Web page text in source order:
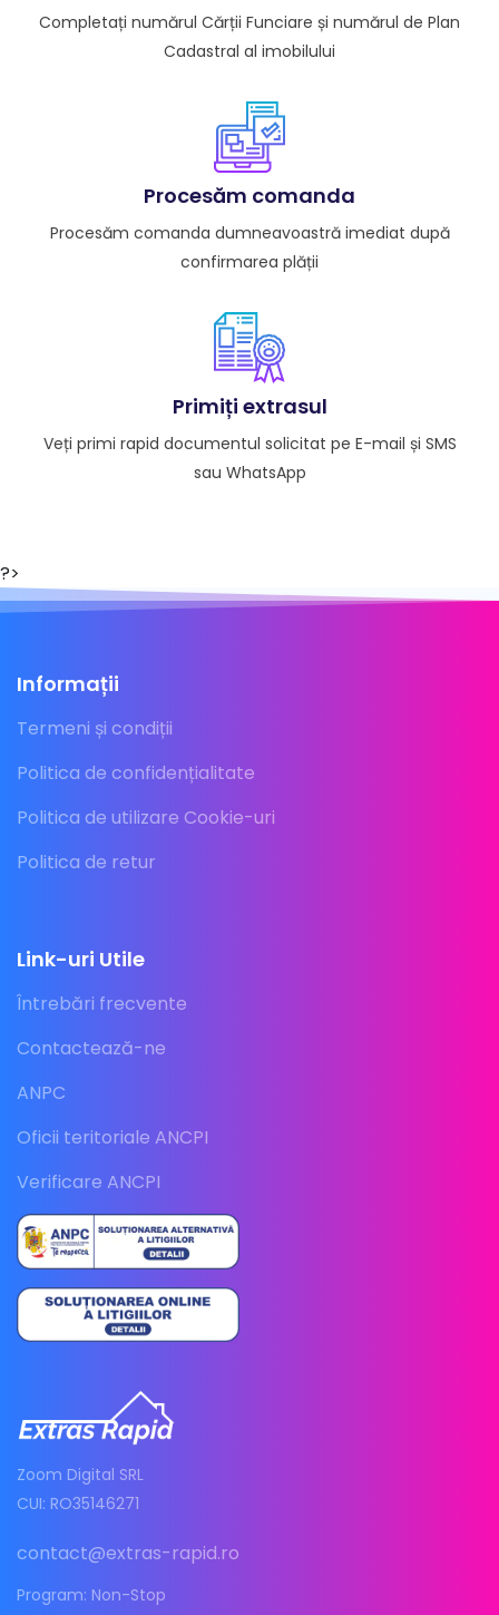
Completați numărul Cărții Funciare și numărul de Plan
Cadastral al imobilului
Procesăm comanda
Procesăm comanda dumneavoastră imediat după
confirmarea plății
Primiți extrasul
Veți primi rapid documentul solicitat pe E-mail și SMS
sau WhatsApp
?>
Informații
Termeni și condiții
Politica de confidențialitate
Politica de utilizare Cookie-uri
Politica de retur
Link-uri Utile
Întrebări frecvente
Contactează-ne
ANPC
Oficii teritoriale ANCPI
Verificare ANCPI
Zoom Digital SRL
CUI: RO35146271
contact@extras-rapid.ro
Program: Non-Stop